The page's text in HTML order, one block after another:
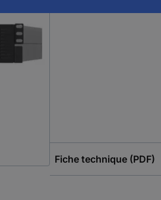
Fiche technique (PDF)